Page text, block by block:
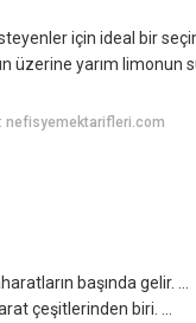
için ideal bir
üzerine yarım limonun
nefisyemektarifleri.com
başında gelir. ...
çeşitlerinden biri. ...